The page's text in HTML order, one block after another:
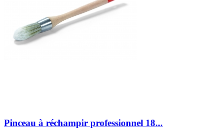
Pinceau à réchampir professionnel 18...